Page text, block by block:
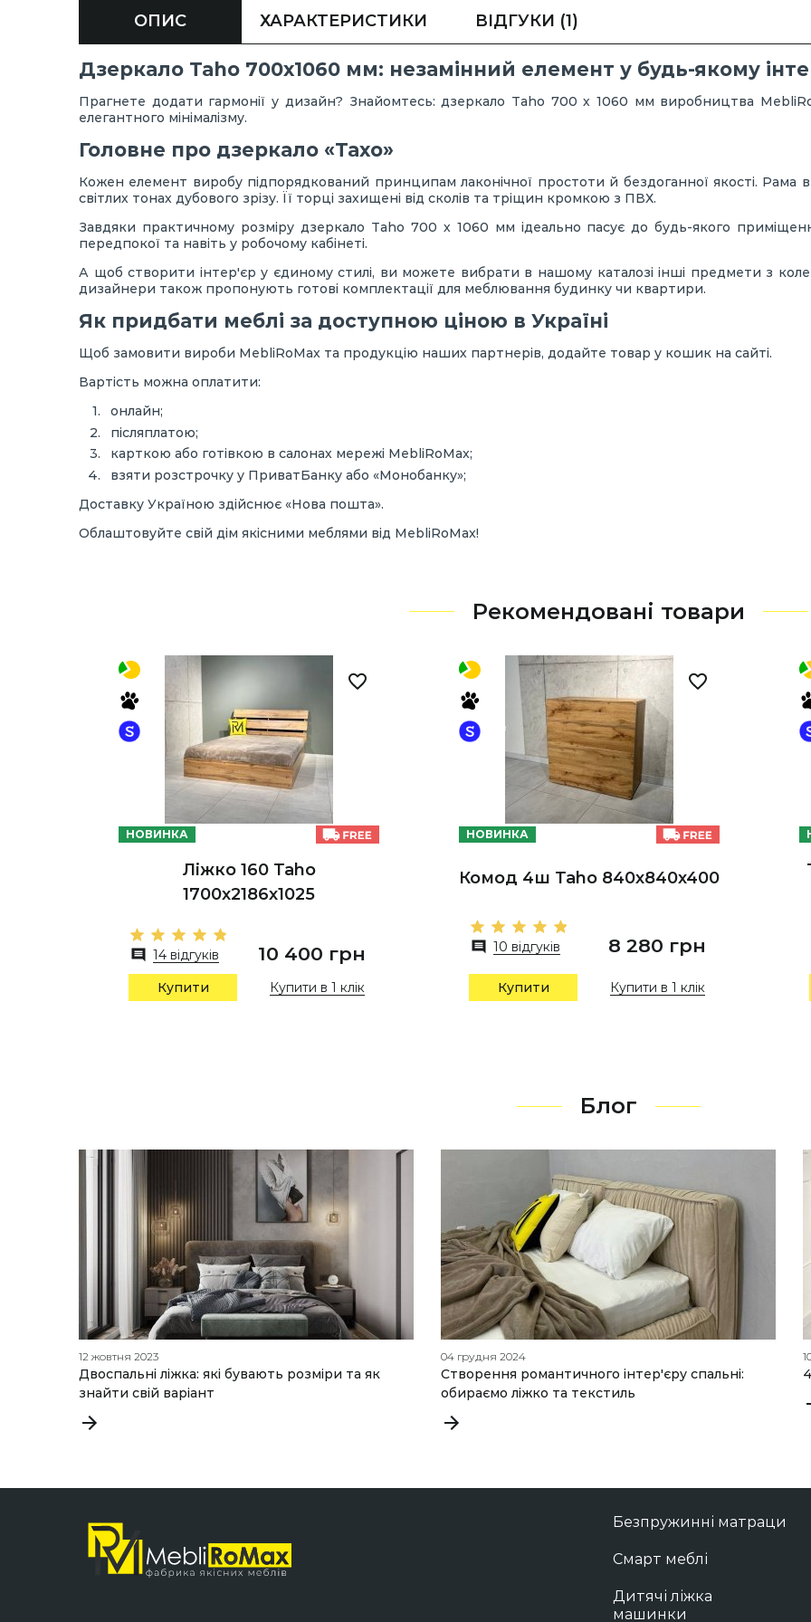
ОПИС ХАРАКТЕРИСТИКИ ВІДГУКИ (1)
Дзеркало Taho 700х1060 мм: незамінний елемент у будь-якому
Прагнете додати гармонії у дизайн? Знайомтесь: дзеркало Taho 700 х 1060 мм виробництва
елегантного мінімалізму.
Головне про дзеркало «Тахо»
Кожен елемент виробу підпорядкований принципам лаконічної простоти й бездоганної якості.
світлих тонах дубового зрізу. Її торці захищені від сколів та тріщин кромкою з ПВХ.
Завдяки практичному розміру дзеркало Taho 700 х 1060 мм ідеально пасує до будь-якого
передпокої та навіть у робочому кабінеті.
А щоб створити інтер'єр у єдиному стилі, ви можете вибрати в нашому каталозі інші предмети з
дизайнери також пропонують готові комплектації для меблювання будинку чи квартири.
Як придбати меблі за доступною ціною в Україні
Щоб замовити вироби MebliRoMax та продукцію наших партнерів, додайте товар у кошик на сайті.
Вартість можна оплатити:
онлайн;
післяплатою;
карткою або готівкою в салонах мережі MebliRoMax;
взяти розстрочку у ПриватБанку або «Монобанку»;
Доставку Україною здійснює «Нова пошта».
Облаштовуйте свій дім якісними меблями від MebliRoMax!
Рекомендовані товари
НОВИНКА
Ліжко 160 Taho
1700х2186х1025
14 відгуків 10 400 грн
Купити Купити в 1 клік
НОВИНКА
Комод 4ш Taho 840х840х400
10 відгуків 8 280 грн
Купити Купити в 1 клік
Блог
12 жовтня 2023
Двоспальні ліжка: які бувають розміри та як
знайти свій варіант
04 грудня 2024
Створення романтичного інтер'єру спальні:
обираємо ліжко та текстиль
Безпружинні матраци
Смарт меблі
Дитячі ліжка
машинки